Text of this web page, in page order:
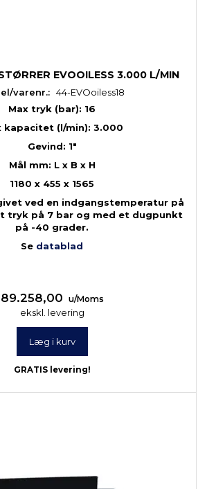
EVOOILESS 3.000 L/MIN
varenr.: 44-EVOoiless18
Max tryk (bar): 16
kapacitet (l/min): 3.000
Gevind: 1"
Mål mm: L x B x H
1180 x 455 x 1565
ved en indgangstemperatur på
tryk på 7 bar og med et dugpunkt
på -40 grader.
Se datablad
89.258,00 u/Moms
ekskl. levering
Læg i kurv
GRATIS levering!